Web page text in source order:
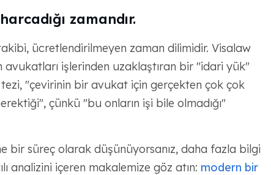
zamandır.
ücretlendirilmeyen zaman dilimidir. Visalaw
işlerinden uzaklaştıran bir "idari yük"
"çevirinin bir avukat için gerçekten çok çok
çünkü "bu onların işi bile olmadığı"
bir süreç olarak düşünüyorsanız, daha fazla bilgi
analizini içeren makalemize göz atın: modern bir